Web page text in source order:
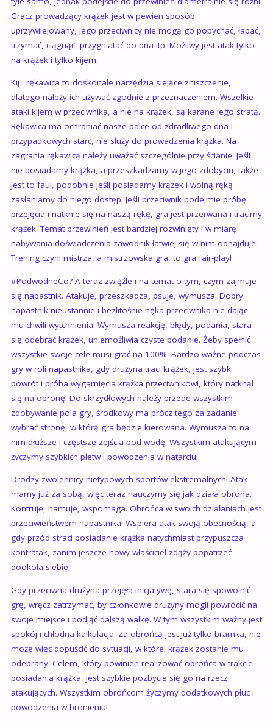
Gracz prowadzący krążek jest w pewien sposób
uprzywilejowany, jego przeciwnicy nie mogą go popychać, łapać,
trzymać, ciągnąć, przygniatać do dna itp. Możliwy jest atak tylko
na krążek i tylko kijem.
Kij i rękawica to doskonałe narzędzia siejące zniszczenie,
dlatego należy ich używać zgodnie z przeznaczeniem. Wszelkie
ataki kijem w przeciwnika, a nie na krążek, są karane jego stratą.
Rękawica ma ochraniać nasze palce od zdradliwego dna i
przypadkowych starć, nie służy do prowadzenia krążka. Na
zagrania rękawicą należy uważać szczególnie przy ścianie. Jeśli
nie posiadamy krążka, a przeszkadzamy w jego zdobyciu, także
jest to faul, podobnie jeśli posiadamy krążek i wolną ręką
zasłaniamy do niego dostęp. Jeśli przeciwnik podejmie próbę
przejęcia i natknie się na naszą rękę, gra jest przerwana i tracimy
krążek. Temat przewinień jest bardziej rozwinięty i w miarę
nabywania doświadczenia zawodnik łatwiej się w nim odnajduje.
Trening czyni mistrza, a mistrzowska gra, to gra fair-play!
#‎PodwodneCo? A teraz zwięźle i na temat o tym, czym zajmuje
się napastnik. Atakuje, przeszkadza, psuje, wymusza. Dobry
napastnik nieustannie i bezlitośnie nęka przeciwnika nie dając
mu chwili wytchnienia. Wymusza reakcję, błędy, podania, stara
się odebrać krążek, uniemożliwia czyste podanie. Żeby spełnić
wszystkie swoje cele musi grać na 100%. Bardzo ważne podczas
gry w roli napastnika, gdy drużyna traci krążek, jest szybki
powrót i próba wygarnięcia krążka przeciwnikowi, który natknął
się na obronę. Do skrzydłowych należy przede wszystkim
zdobywanie pola gry, środkowy ma prócz tego za zadanie
wybrać stronę, w którą gra będzie kierowana. Wymusza to na
nim dłuższe i częstsze zejścia pod wodę. Wszystkim atakującym
życzymy szybkich płetw i powodzenia w natarciu!
Drodzy zwolennicy nietypowych sportów ekstremalnych! Atak
mamy już za sobą, więc teraz nauczymy się jak działa obrona.
Kontruje, hamuje, wspomaga. Obrońca w swoich działaniach jest
przeciwieństwem napastnika. Wspiera atak swoją obecnością, a
gdy przód straci posiadanie krążka natychmiast przypuszcza
kontratak, zanim jeszcze nowy właściciel zdąży popatrzeć
dookoła siebie.
Gdy przeciwna drużyna przejęła inicjatywę, stara się spowolnić
grę, wręcz zatrzymać, by członkowie drużyny mogli powrócić na
swoje miejsce i podjąć dalszą walkę. W tym wszystkim ważny jest
spokój i chłodna kalkulacja. Za obrońcą jest już tylko bramka, nie
może więc dopuścić do sytuacji, w której krążek zostanie mu
odebrany. Celem, który powinien realizować obrońca w trakcie
posiadania krążka, jest szybkie pozbycie się go na rzecz
atakujących. Wszystkim obrońcom życzymy dodatkowych płuc i
powodzenia w bronieniu!‪